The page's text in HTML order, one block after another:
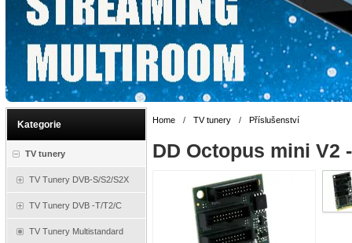
Kategorie
TV tunery
TV Tunery DVB-S/S2/S2X
TV Tunery DVB -T/T2/C
TV Tunery Multistandard
Home / TV tunery / Příslušenství
DD Octopus mini V2